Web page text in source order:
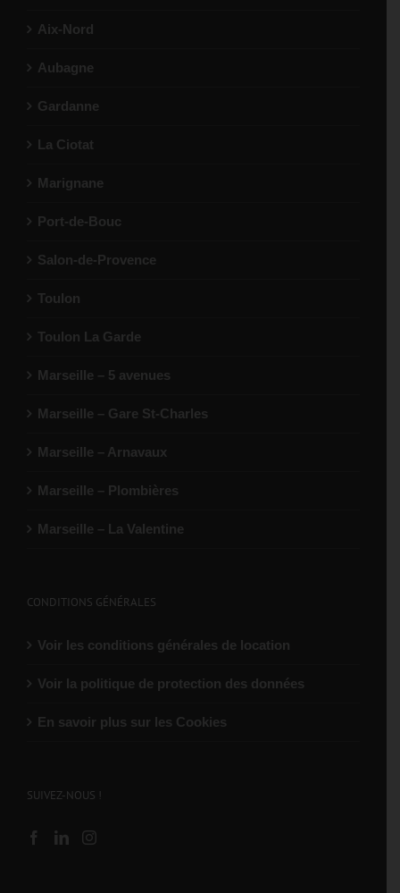
Aix-Nord
Aubagne
Gardanne
La Ciotat
Marignane
Port-de-Bouc
Salon-de-Provence
Toulon
Toulon La Garde
Marseille – 5 avenues
Marseille – Gare St-Charles
Marseille – Arnavaux
Marseille – Plombières
Marseille – La Valentine
CONDITIONS GÉNÉRALES
Voir les conditions générales de location
Voir la politique de protection des données
En savoir plus sur les Cookies
SUIVEZ-NOUS !